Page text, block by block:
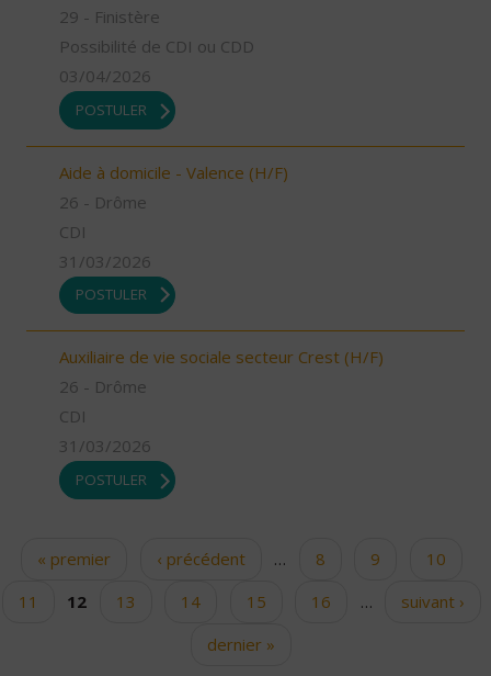
29 - Finistère
Possibilité de CDI ou CDD
03/04/2026
POSTULER
Aide à domicile - Valence (H/F)
26 - Drôme
CDI
31/03/2026
POSTULER
Auxiliaire de vie sociale secteur Crest (H/F)
26 - Drôme
CDI
31/03/2026
POSTULER
Pages« premier ‹ précédent … 8 9
10
11
12 13 14 15 16 …
suivant ›
dernier »